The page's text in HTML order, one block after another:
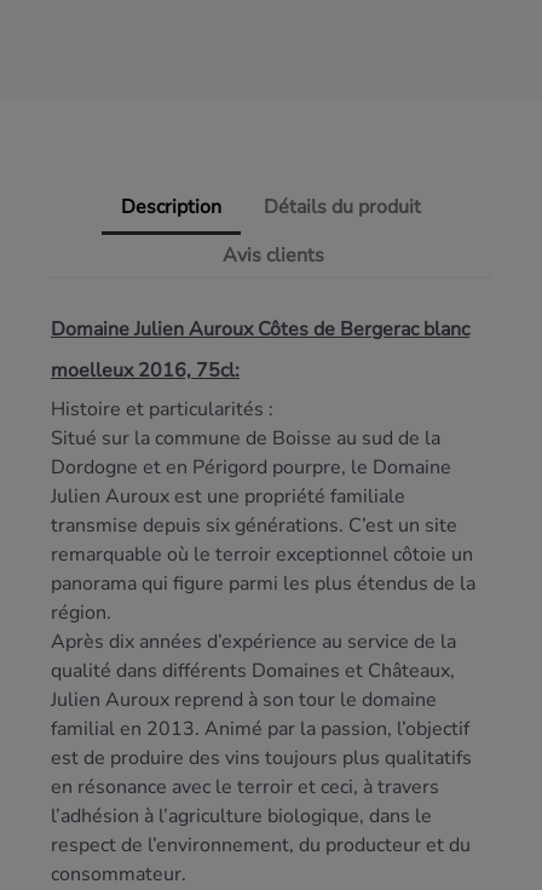
Description
Détails du produit
Avis clients
Domaine Julien Auroux Côtes de Bergerac blanc
moelleux 2016, 75cl:
Histoire et particularités :
Situé sur la commune de Boisse au sud de la
Dordogne et en Périgord pourpre, le Domaine
Julien Auroux est une propriété familiale
transmise depuis six générations. C’est un site
remarquable où le terroir exceptionnel côtoie un
panorama qui figure parmi les plus étendus de la
région.
Après dix années d’expérience au service de la
qualité dans différents Domaines et Châteaux,
Julien Auroux reprend à son tour le domaine
familial en 2013. Animé par la passion, l’objectif
est de produire des vins toujours plus qualitatifs
en résonance avec le terroir et ceci, à travers
l’adhésion à l’agriculture biologique, dans le
respect de l’environnement, du producteur et du
consommateur.